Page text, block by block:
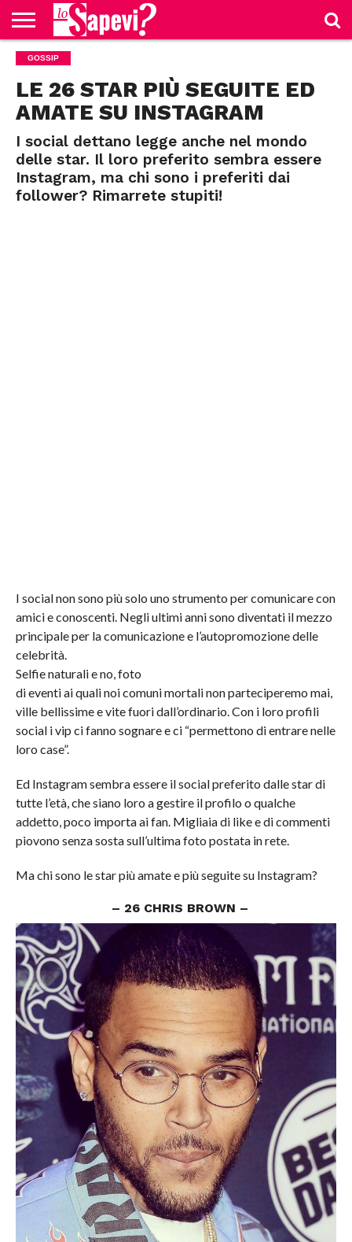
CURIOSITÀ
BENESSERE
GOSSIP
PRODOTTI
NEWS
CASA E
GOSSIP
LE 26 STAR PIÙ SEGUITE ED
AMATE SU INSTAGRAM
I social dettano legge anche nel mondo
delle star. Il loro preferito sembra essere
Instagram, ma chi sono i preferiti dai
follower? Rimarrete stupiti!
I social non sono più solo uno strumento per comunicare con
amici e conoscenti. Negli ultimi anni sono diventati il mezzo
principale per la comunicazione e l’autopromozione delle
celebrità.
Selfie naturali e no, foto
di eventi ai quali noi comuni mortali non parteciperemo mai,
ville bellissime e vite fuori dall’ordinario. Con i loro profili
social i vip ci fanno sognare e ci “permettono di entrare nelle
loro case”.
Ed Instagram sembra essere il social preferito dalle star di
tutte l’età, che siano loro a gestire il profilo o qualche
addetto, poco importa ai fan. Migliaia di like e di commenti
piovono senza sosta sull’ultima foto postata in rete.
Ma chi sono le star più amate e più seguite su Instagram?
– 26 CHRIS BROWN –